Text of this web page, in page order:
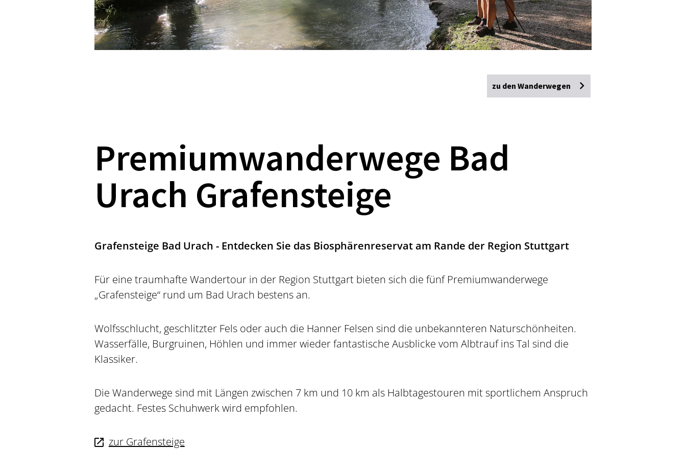
zu den Wanderwegen
Premiumwanderwege Bad
Urach Grafensteige
Grafensteige Bad Urach - Entdecken Sie das Biosphärenreservat am Rande der Region Stuttgart
Für eine traumhafte Wandertour in der Region Stuttgart bieten sich die fünf Premiumwanderwege
„Grafensteige“ rund um Bad Urach bestens an.
Wolfsschlucht, geschlitzter Fels oder auch die Hanner Felsen sind die unbekannteren Naturschönheiten.
Wasserfälle, Burgruinen, Höhlen und immer wieder fantastische Ausblicke vom Albtrauf ins Tal sind die
Klassiker.
Die Wanderwege sind mit Längen zwischen 7 km und 10 km als Halbtagestouren mit sportlichem Anspruch
gedacht. Festes Schuhwerk wird empfohlen.
zur Grafensteige